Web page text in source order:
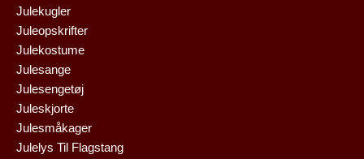
Julekugler
Juleopskrifter
Julekostume
Julesange
Julesengetøj
Juleskjorte
Julesmåkager
Julelys Til Flagstang